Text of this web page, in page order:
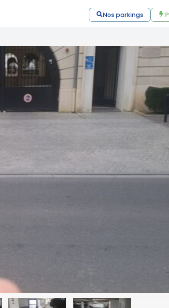
Nos parkings